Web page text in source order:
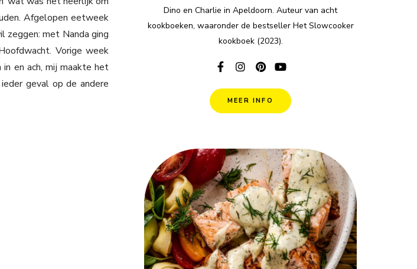
Afgelopen eetweek
zeggen: met Nanda ging
Vorige week
en ach, mij maakte het
geval op de andere
Dino en Charlie in Apeldoorn. Auteur van acht
kookboeken, waaronder de bestseller Het Slowcooker
kookboek (2023).
MEER INFO